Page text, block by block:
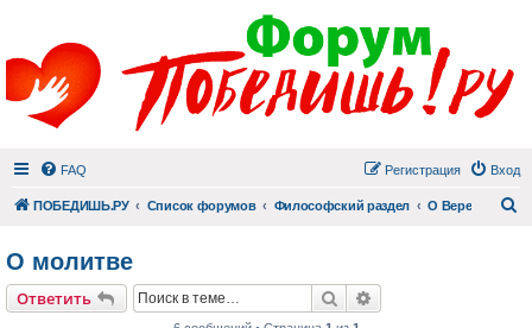
FAQ Вход
Регистрация
ПОБЕДИШЬ.РУ Список форумов Философский раздел О Вере
О молитве
Ответить Поиск